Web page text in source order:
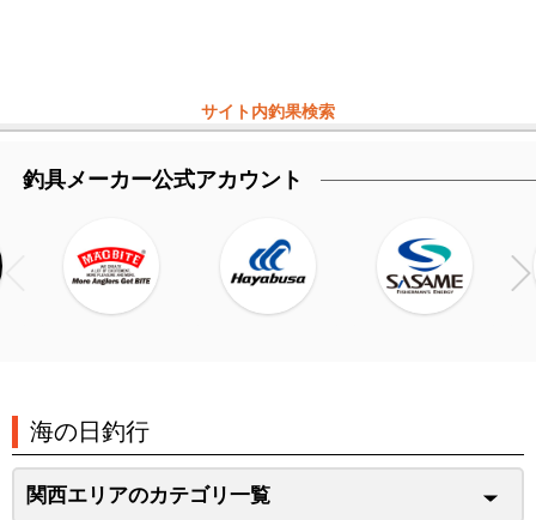
サイト内釣果検索
釣具メーカー公式アカウント
海の日釣行
関西エリアのカテゴリ一覧